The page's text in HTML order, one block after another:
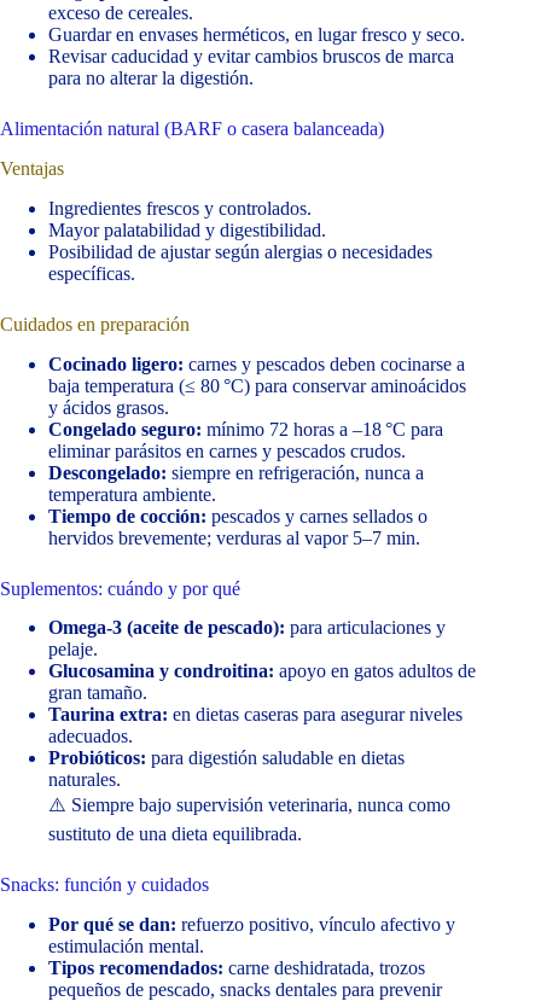
exceso de cereales.
Guardar en envases herméticos, en lugar fresco y seco.
Revisar caducidad y evitar cambios bruscos de marca
para no alterar la digestión.
Alimentación natural (BARF o casera balanceada)
Ventajas
Ingredientes frescos y controlados.
Mayor palatabilidad y digestibilidad.
Posibilidad de ajustar según alergias o necesidades
específicas.
Cuidados en preparación
Cocinado ligero: carnes y pescados deben cocinarse a
baja temperatura (≤ 80 °C) para conservar aminoácidos
y ácidos grasos.
Congelado seguro: mínimo 72 horas a –18 °C para
eliminar parásitos en carnes y pescados crudos.
Descongelado: siempre en refrigeración, nunca a
temperatura ambiente.
Tiempo de cocción: pescados y carnes sellados o
hervidos brevemente; verduras al vapor 5–7 min.
Suplementos: cuándo y por qué
Omega-3 (aceite de pescado): para articulaciones y
pelaje.
Glucosamina y condroitina: apoyo en gatos adultos de
gran tamaño.
Taurina extra: en dietas caseras para asegurar niveles
adecuados.
Probióticos: para digestión saludable en dietas
naturales.
⚠️ Siempre bajo supervisión veterinaria, nunca como
sustituto de una dieta equilibrada.
Snacks: función y cuidados
Por qué se dan: refuerzo positivo, vínculo afectivo y
estimulación mental.
Tipos recomendados: carne deshidratada, trozos
pequeños de pescado, snacks dentales para prevenir